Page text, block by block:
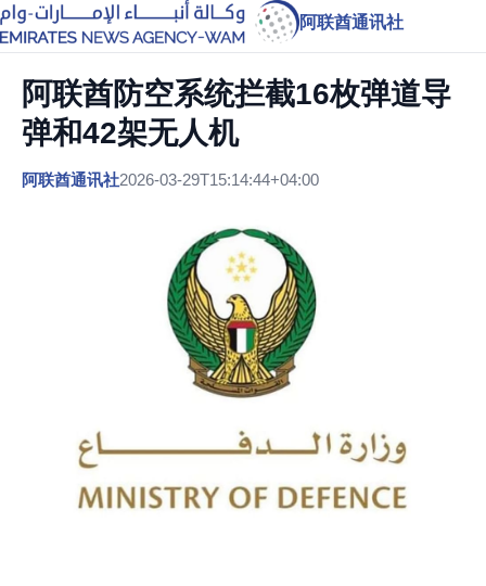
阿联酋通讯社
阿联酋防空系统拦截16枚弹道导
弹和42架无人机
阿联酋通讯社2026-03-29T15:14:44+04:00